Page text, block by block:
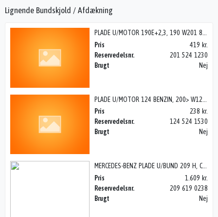
Lignende Bundskjold / Afdækning
Pris
419 kr.
Reservedelsnr.
201 524 1230
Brugt
Nej
Pris
238 kr.
Reservedelsnr.
124 524 1530
Brugt
Nej
Pris
1.609 kr.
Reservedelsnr.
209 619 0238
Brugt
Nej